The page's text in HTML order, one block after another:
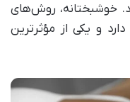
خوشبختانه، روش‌های
و یکی از مؤثرترین